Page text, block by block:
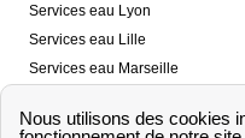
Services eau Lyon
Services eau Lille
Services eau Marseille
Services eau Toulon